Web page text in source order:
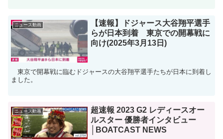
ニュース動画
【速報】ドジャース大谷翔平選手
らが日本到着 東京での開幕戦に
向け(2025年3月13日)
東京で開幕戦に臨むドジャースの大谷翔平選手たちが日本に到着し
ました。
ニュース動画
超速報 2023 G2 レディースオー
ルスター 優勝者インタビュー
│BOATCAST NEWS